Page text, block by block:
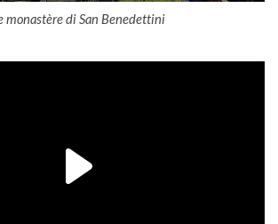
monastère di San Benedettini